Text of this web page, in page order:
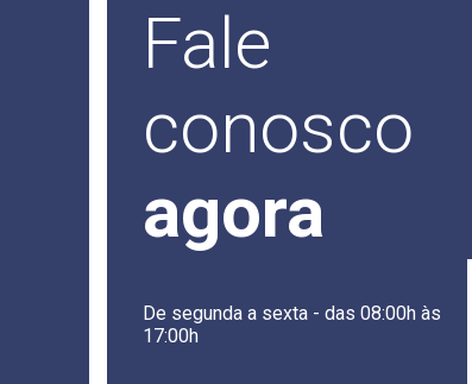
Fale
conosco
agora
De segunda a sexta - das 08:00h às
17:00h